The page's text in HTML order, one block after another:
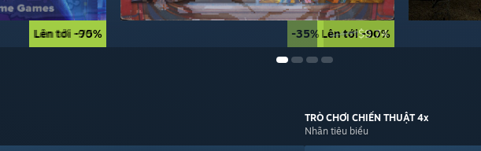
Lên tới -90% Lên tới -90%
Lên tới -75% -35% $14.99$9.74
TRÒ CHƠI CHIẾN THUẬT 4x
Nhãn tiêu biểu